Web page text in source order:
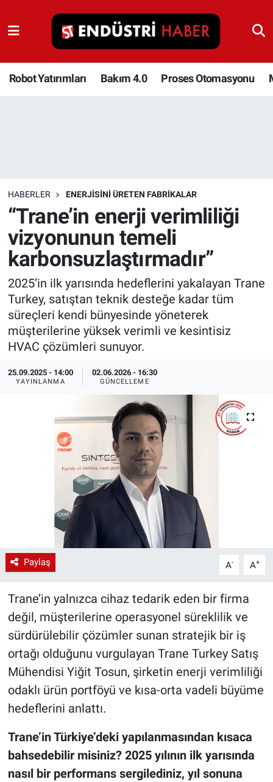
Robot Yatırımları Bakım 4.0 Proses Otomasyonu
HABERLER ENERJISINI ÜRETEN FABRIKALAR
“Trane’in enerji verimliliği
vizyonunun temeli
karbonsuzlaştırmadır”
2025’in ilk yarısında hedeflerini yakalayan Trane
Turkey, satıştan teknik desteğe kadar tüm
süreçleri kendi bünyesinde yöneterek
müşterilerine yüksek verimli ve kesintisiz
HVAC çözümleri sunuyor.
25.09.2025 - 14:00
YAYINLANMA
02.06.2026 - 16:30
GÜNCELLEME
Paylaş A- A+
Trane’in yalnızca cihaz tedarik eden bir firma
değil, müşterilerine operasyonel süreklilik ve
sürdürülebilir çözümler sunan stratejik bir iş
ortağı olduğunu vurgulayan Trane Turkey Satış
Mühendisi Yiğit Tosun, şirketin enerji verimliliği
odaklı ürün portföyü ve kısa-orta vadeli büyüme
hedeflerini anlattı.
Trane’in Türkiye’deki yapılanmasından kısaca
bahsedebilir misiniz? 2025 yılının ilk yarısında
nasıl bir performans sergilediniz, yıl sonuna
Robot Yatırımları
Bakım 4.0
Depolama Çözümleri
İnşaat ve Malzeme
HaberOrtak
EndüstriST
Enerjisini Üreten Fabrikalar
Endüstri 4.0 Uygulamaları
Ağır Sanayi Çözümleri